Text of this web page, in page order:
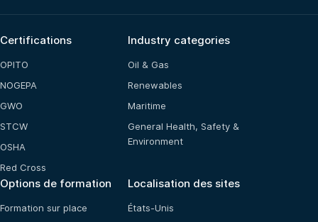
Certifications
OPITO
NOGEPA
GWO
STCW
OSHA
Red Cross
Industry categories
Oil & Gas
Renewables
Maritime
General Health, Safety &
Environment
Options de formation
Formation sur place
Localisation des sites
États-Unis